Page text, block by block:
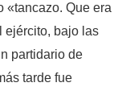
«tancazo. Que era
ejército, bajo las
partidario de
tarde fue